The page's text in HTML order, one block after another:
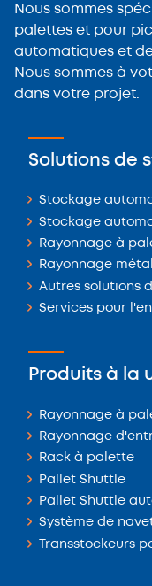
Nous sommes
palettes et pour
automatiques et
Nous sommes à
dans votre projet.
Solutions de
Stockage
Stockage
Rayonnage à
Rayonnage
Autres solutions
Services pour
Produits à la
Rayonnage à
Rayonnage
Rack à palette
Pallet Shuttle
Pallet Shuttle
Système de
Transstockeurs